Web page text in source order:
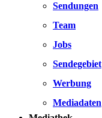
Sendungen
Team
Jobs
Sendegebiet
Werbung
Mediadaten